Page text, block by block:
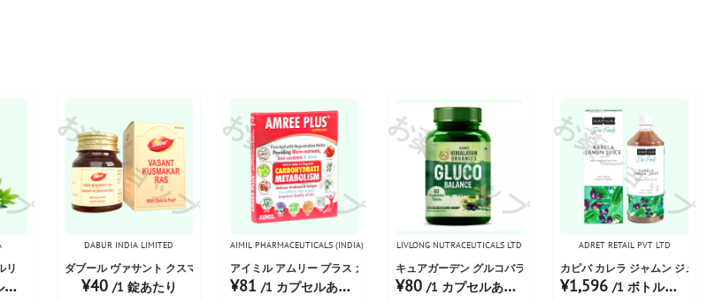
リ
お薬ショップ
DABUR INDIA LIMITED
ダブール ヴァサント クスマカール RAS 100 タブ
¥40 /1 錠あたり
お薬ショップ
AIMIL PHARMACEUTICALS (INDIA) LIMITED
アイミル アムリー プラス カプセル
¥81 /1 カプセルあたり
お薬ショップ
LIVLONG NUTRACEUTICALS LTD
キュアガーデン グルコバランス ベジタリアン
¥80 /1 カプセルあたり
お薬ショップ
ADRET RETAIL PVT LTD
カピバ カレラ ジャムン ジュ
¥1,596/1 ボトルあたり